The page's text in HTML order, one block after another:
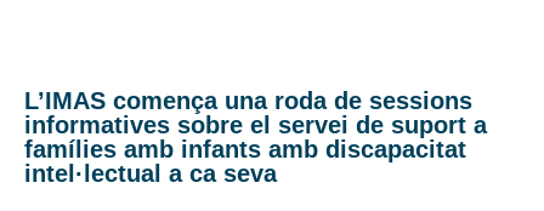
L’IMAS comença una roda de sessions
informatives sobre el servei de suport a
famílies amb infants amb discapacitat
intel·lectual a ca seva